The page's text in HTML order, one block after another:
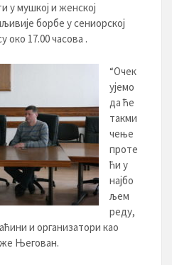
у мушкој и женској
борбе у сениорској
око 17.00 часова .
“Очек
ујемо
да ће
такми
чење
проте
ћи у
најбо
љем
реду,
и организатори као
Његован.